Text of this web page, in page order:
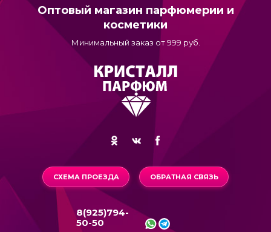
Оптовый магазин парфюмерии и
косметики
Минимальный заказ от 999 руб.
СХЕМА ПРОЕЗДА ОБРАТНАЯ СВЯЗЬ
8(925)794-
50-50